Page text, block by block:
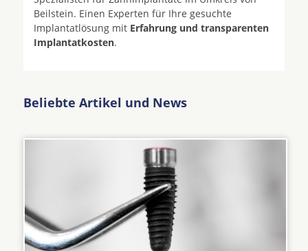
Beilstein. Einen Experten für Ihre gesuchte
Implantatlösung mit Erfahrung und transparenten
Implantatkosten.
Beliebte Artikel und News